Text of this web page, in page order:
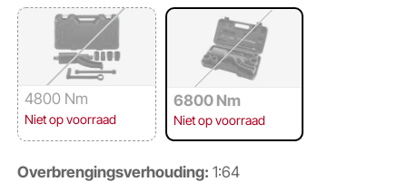
4800 Nm
Niet op voorraad
6800 Nm
Niet op voorraad
Overbrengingsverhouding: 1:64